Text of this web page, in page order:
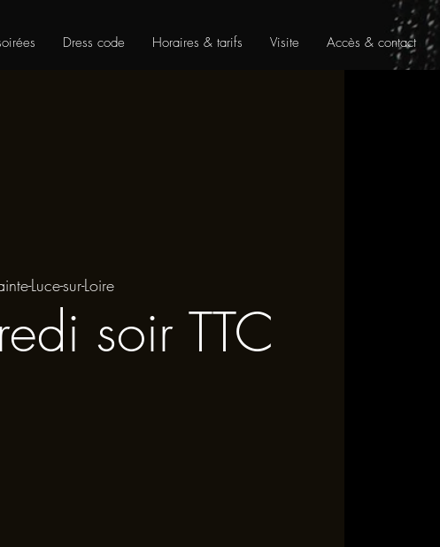
Dress code Horaires & tarifs Visite Accès & contact
Luce-sur-Loire
soir TTC